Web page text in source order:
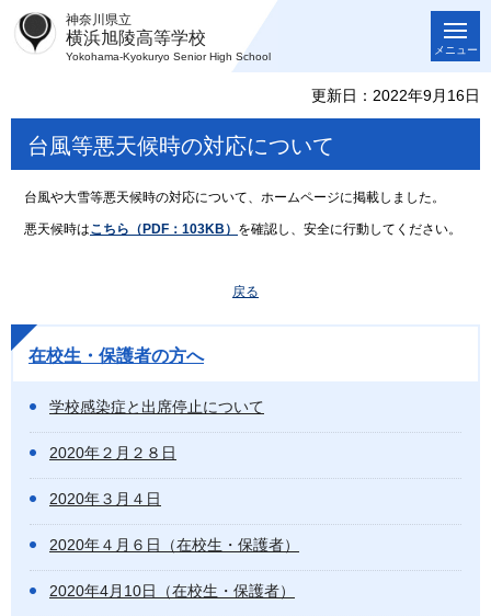
神奈川県立
横浜旭陵高等学校
Yokohama-Kyokuryo Senior High School
メニュー
更新日：2022年9月16日
台風等悪天候時の対応について
台風や大雪等悪天候時の対応について、ホームページに掲載しました。
悪天候時はこちら（PDF：103KB） を確認し、安全に行動してください。
戻る
在校生・保護者の方へ
学校感染症と出席停止について
2020年２月２８日
2020年３月４日
2020年４月６日（在校生・保護者）
2020年4月10日（在校生・保護者）